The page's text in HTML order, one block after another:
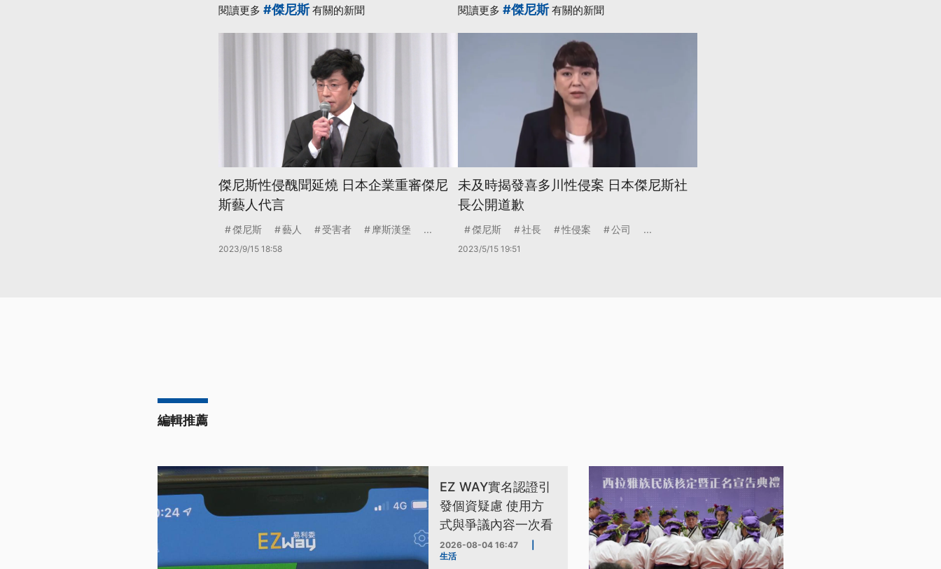
閱讀更多 #傑尼斯有關的新聞
傑尼斯性侵醜聞延燒 日本企業重審傑尼
斯藝人代言
傑尼斯 藝人 受害者 摩斯漢堡 ...
2023/9/15 18:58
閱讀更多 #傑尼斯有關的新聞
未及時揭發喜多川性侵案 日本傑尼斯社
長公開道歉
傑尼斯 社長 性侵案 公司 ...
2023/5/15 19:51
編輯推薦
EZ WAY實名認證引
發個資疑慮 使用方
式與爭議內容一次看
2026-08-04 16:47
生活